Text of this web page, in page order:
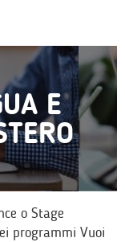
E
o Stage
programmi Vuoi